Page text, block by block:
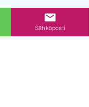
palvelusta
Sähköposti